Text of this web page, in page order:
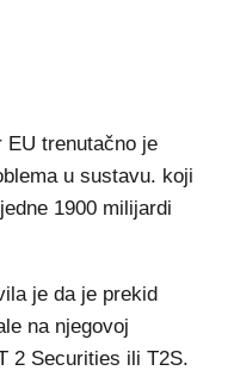
EU trenutačno je
u sustavu. koji
1900 milijardi
je da je prekid
na njegovoj
2 Securities ili T2S.